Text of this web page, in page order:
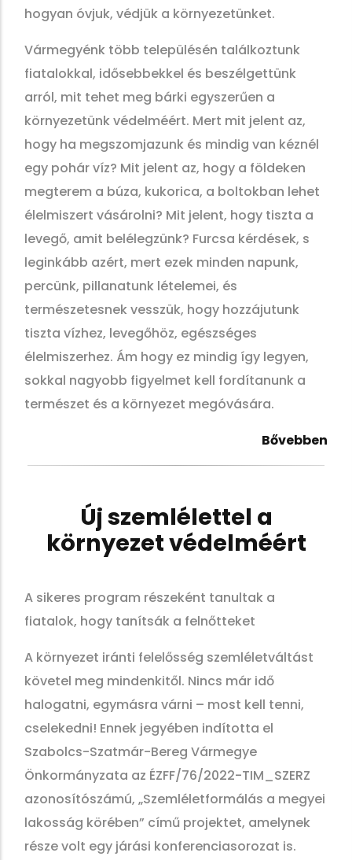
hogyan óvjuk, védjük a környezetünket.
Vármegyénk több településén találkoztunk
fiatalokkal, idősebbekkel és beszélgettünk
arról, mit tehet meg bárki egyszerűen a
környezetünk védelméért. Mert mit jelent az,
hogy ha megszomjazunk és mindig van kéznél
egy pohár víz? Mit jelent az, hogy a földeken
megterem a búza, kukorica, a boltokban lehet
élelmiszert vásárolni? Mit jelent, hogy tiszta a
levegő, amit belélegzünk? Furcsa kérdések, s
leginkább azért, mert ezek minden napunk,
percünk, pillanatunk lételemei, és
természetesnek vesszük, hogy hozzájutunk
tiszta vízhez, levegőhöz, egészséges
élelmiszerhez. Ám hogy ez mindig így legyen,
sokkal nagyobb figyelmet kell fordítanunk a
természet és a környezet megóvására.
Bővebben
Új szemlélettel a
környezet védelméért
A sikeres program részeként tanultak a
fiatalok, hogy tanítsák a felnőtteket
A környezet iránti felelősség szemléletváltást
követel meg mindenkitől. Nincs már idő
halogatni, egymásra várni – most kell tenni,
cselekedni! Ennek jegyében indította el
Szabolcs-Szatmár-Bereg Vármegye
Önkormányzata az ÉZFF/76/2022-TIM_SZERZ
azonosítószámú, „Szemléletformálás a megyei
lakosság körében” című projektet, amelynek
része volt egy járási konferenciasorozat is.